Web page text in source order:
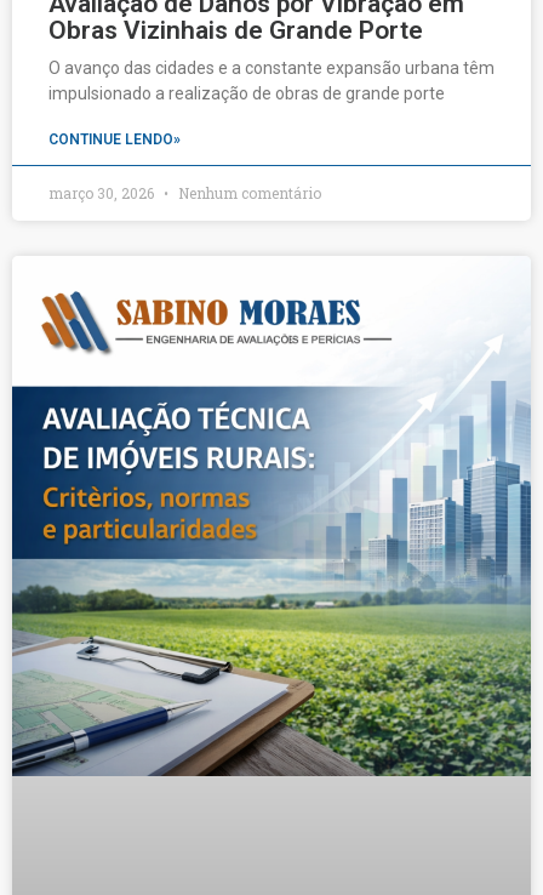
Obras Vizinhais de Grande Porte
O avanço das cidades e a constante expansão urbana têm
impulsionado a realização de obras de grande porte
CONTINUE LENDO»
março 30, 2026 Nenhum comentário